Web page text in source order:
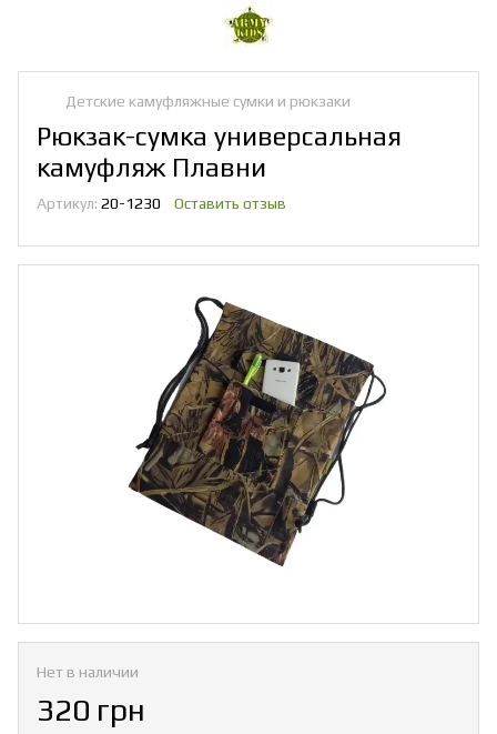
Детские камуфляжные сумки и рюкзаки
Рюкзак-сумка универсальная
камуфляж Плавни
Артикул: 20-1230 Оставить отзыв
Нет в наличии
320 грн